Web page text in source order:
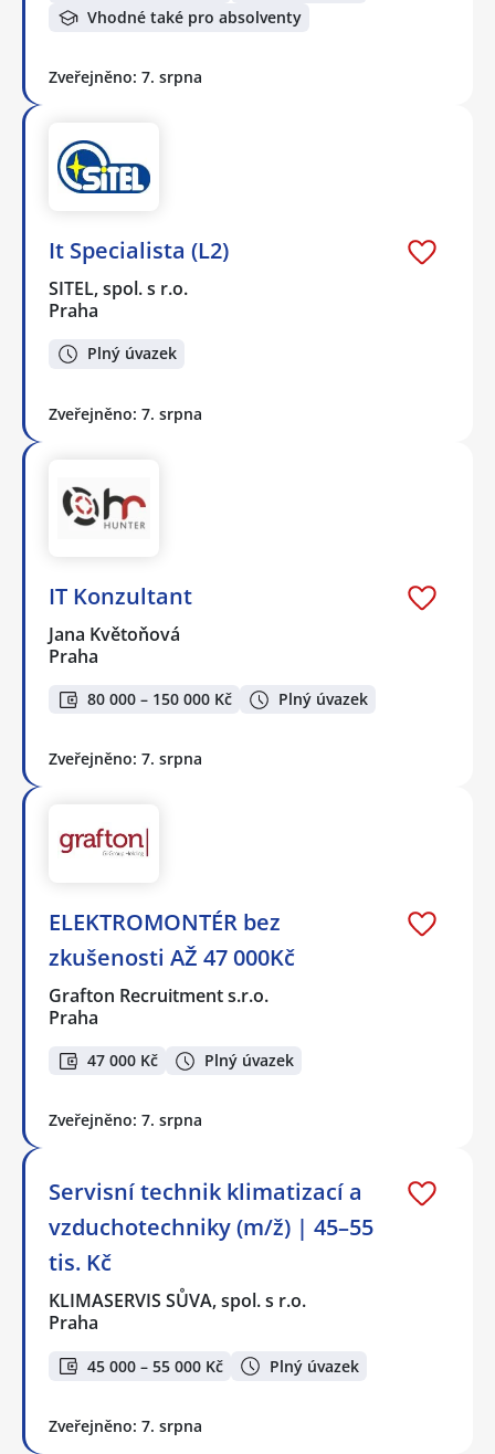
Vhodné také pro absolventy
Zveřejněno: 7. srpna
It Specialista (L2)
SITEL, spol. s r.o.
Praha
Plný úvazek
Zveřejněno: 7. srpna
IT Konzultant
Jana Květoňová
Praha
80 000 – 150 000 Kč Plný úvazek
Zveřejněno: 7. srpna
ELEKTROMONTÉR bez
zkušenosti AŽ 47 000Kč
Grafton Recruitment s.r.o.
Praha
47 000 Kč Plný úvazek
Zveřejněno: 7. srpna
Servisní technik klimatizací a
vzduchotechniky (m/ž) | 45–55
tis. Kč
KLIMASERVIS SŮVA, spol. s r.o.
Praha
45 000 – 55 000 Kč Plný úvazek
Zveřejněno: 7. srpna